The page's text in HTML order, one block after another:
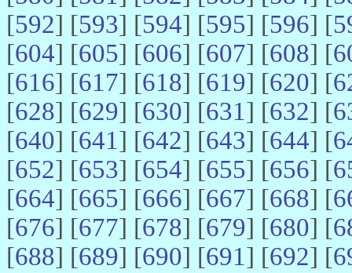
[592] [593] [594] [595] [596] [
[604] [605] [606] [607] [608] [
[616] [617] [618] [619] [620] [
[628] [629] [630] [631] [632] [
[640] [641] [642] [643] [644] [
[652] [653] [654] [655] [656] [
[664] [665] [666] [667] [668] [
[676] [677] [678] [679] [680] [
[688] [689] [690] [691] [692] [